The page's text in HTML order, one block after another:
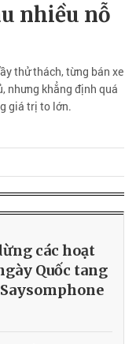
nhiều nỗ
thử thách, từng bán xe
nhưng khẳng định quá
giá trị to lớn.
các hoạt
Quốc tang